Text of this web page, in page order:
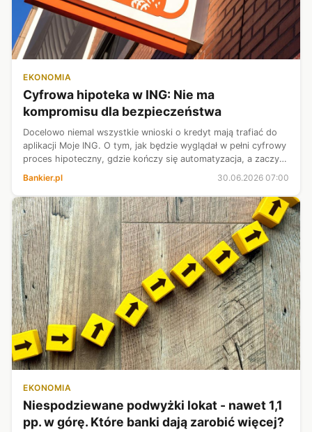
EKONOMIA
Cyfrowa hipoteka w ING: Nie ma
kompromisu dla bezpieczeństwa
Docelowo niemal wszystkie wnioski o kredyt mają trafiać do
aplikacji Moje ING. O tym, jak będzie wyglądał w pełni cyfrowy
proces hipoteczny, gdzie kończy się automatyzacja, a zaczyna
rozmawiam...
Bankier.pl 30.06.2026 07:00
EKONOMIA
Niespodziewane podwyżki lokat - nawet 1,1
pp. w górę. Które banki dają zarobić więcej?